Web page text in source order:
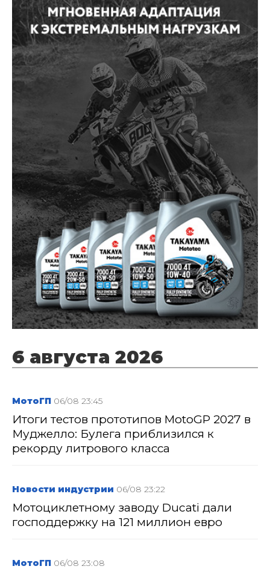
6 августа 2026
МотоГП 06/08 23:45
Итоги тестов прототипов MotoGP 2027 в
Муджелло: Булега приблизился к
рекорду литрового класса
Новости индустрии 06/08 23:22
Мотоциклетному заводу Ducati дали
господдержку на 121 миллион евро
МотоГП 06/08 23:08